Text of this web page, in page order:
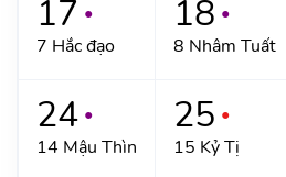
17 ●
7 Hắc đạo
18 ●
8 Nhâm Tuất
24 ●
14 Mậu Thìn
25 ●
15 Kỷ Tị